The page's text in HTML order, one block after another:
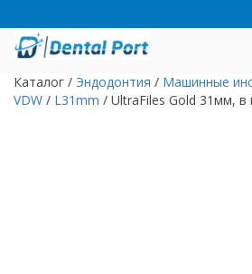
Каталог / Эндодонтия / Машинные
VDW / L31mm / UltraFiles Gold 31мм, в